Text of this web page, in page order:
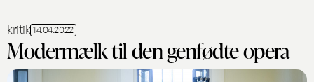
kritik 14.04.2022
Modermælk til den genfødte opera